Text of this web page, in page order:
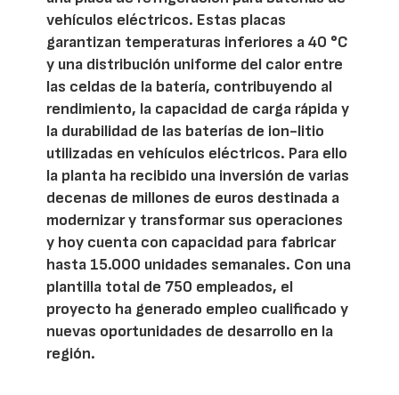
vehículos eléctricos. Estas placas
garantizan temperaturas inferiores a 40 °C
y una distribución uniforme del calor entre
las celdas de la batería, contribuyendo al
rendimiento, la capacidad de carga rápida y
la durabilidad de las baterías de ion-litio
utilizadas en vehículos eléctricos. Para ello
la planta ha recibido una inversión de varias
decenas de millones de euros destinada a
modernizar y transformar sus operaciones
y hoy cuenta con capacidad para fabricar
hasta 15.000 unidades semanales. Con una
plantilla total de 750 empleados, el
proyecto ha generado empleo cualificado y
nuevas oportunidades de desarrollo en la
región.